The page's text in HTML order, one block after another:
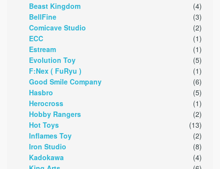
Beast Kingdom
(4)
BellFine
(3)
Comicave Studio
(2)
ECC
(1)
Estream
(1)
Evolution Toy
(5)
F:Nex ( FuRyu )
(1)
Good Smile Company
(6)
Hasbro
(5)
Herocross
(1)
Hobby Rangers
(2)
Hot Toys
(13)
Inflames Toy
(2)
Iron Studio
(8)
Kadokawa
(4)